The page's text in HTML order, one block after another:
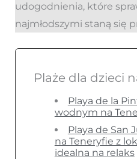
udogodnienia, które
najmłodszymi staną się
Plaże dla dzieci
Playa de la
wodnym na
Playa de San
na Teneryfie z
idealna na relaks